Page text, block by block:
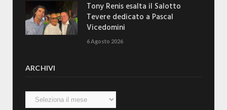
Tony Renis esalta il Salotto
Tevere dedicato a Pascal
Vicedomini
6 Agosto 2026
ARCHIVI
Archivi